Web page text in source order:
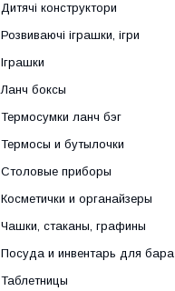
Дитячі конструктори
Розвиваючі іграшки, ігри
Іграшки
Ланч боксы
Термосумки ланч бэг
Термосы и бутылочки
Столовые приборы
Косметички и органайзеры
Чашки, стаканы, графины
Посуда и инвентарь для бара
Таблетницы